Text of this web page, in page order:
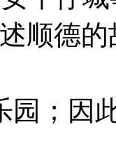
顺德
园；因